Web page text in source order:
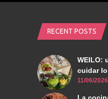
RECENT POSTS
WEILO:
cuidar
11/06/2026